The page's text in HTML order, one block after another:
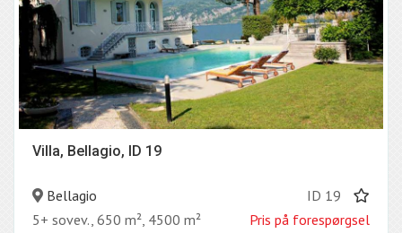
Villa, Bellagio, ID 19
Bellagio
ID 19
5+ sovev., 650 m², 4500 m²
Pris på forespørgsel